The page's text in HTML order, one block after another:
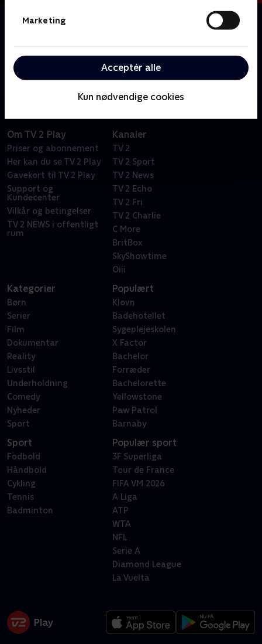
Marketing
Acceptér alle
Kun nødvendige cookies
Om The Hunting Party
Et lille hold efterforskere er samlet for at opspore og
og som alle er flygtet fra et fængsel så hemmeligt, at
det officielt ikke eksisterer.
Om TV 2 Play
Priser og abonnement
Her kan du se TV 2 Play
Gavekort til TV 2 Play
Support og
Kundecenter
Vilkår og betingelser
TV 2 NEWS i offentligt
rum
Kanaler
TV 2
TV 2 Sport
TV 2 News
TV 2 Echo
TV 2 Fri
TV 2 Charlie
C More
BritBox
SkyShowtime
Oiii
Kategorier
Børn
Serier
Film
Dokumentar
Reality
Livsstil
Underholdning
Comedy
Nyheder
Sport
Populært
Klovn
Badehotellet
Sygeplejeskolen
X Factor
Bachelor
Forræder
Bachelorette
Yellowstone
Paw Patrol
Barnaby
Sport
Fodbold
Håndbold
Cykling
Tennis
Badminton
Populær sport
3F Superliga
Tour de France
FIFA VM 2026
A Liga
ATP
WTA
NFL
Serie A
Diamond League
La Vuelta